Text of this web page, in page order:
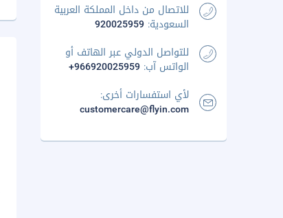
للاتصال من داخل المملكة العربية
السعودية: 920025959
للتواصل الدولي عبر الهاتف أو
الواتس آب: +966920025959
لأي استفسارات أخرى:
customercare@flyin.com